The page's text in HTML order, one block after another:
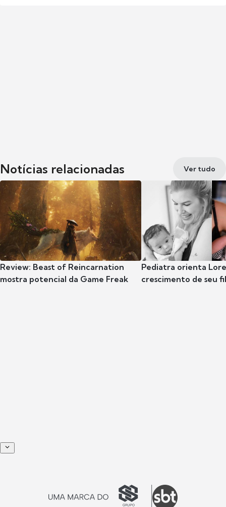
Notícias relacionadas Ver tudo
Review: Beast of Reincarnation
mostra potencial da Game Freak
Pediatra orienta
crescimento de seu